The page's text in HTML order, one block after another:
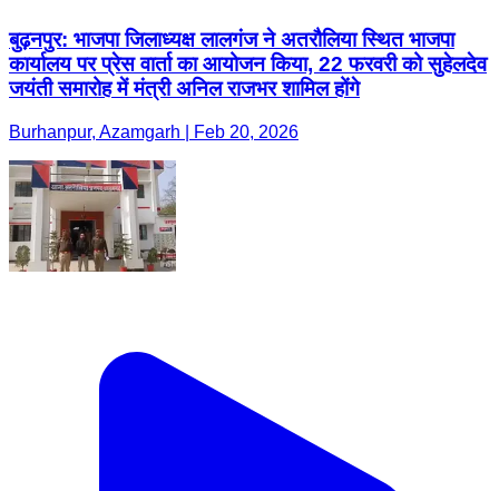
बुढ़नपुर: भाजपा जिलाध्यक्ष लालगंज ने अतरौलिया स्थित भाजपा
कार्यालय पर प्रेस वार्ता का आयोजन किया, 22 फरवरी को सुहेलदेव
जयंती समारोह में मंत्री अनिल राजभर शामिल होंगे
Burhanpur, Azamgarh | Feb 20, 2026